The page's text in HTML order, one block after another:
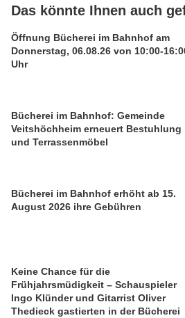
Das könnte Ihnen auch
Öffnung Bücherei im Bahnhof am
Donnerstag, 06.08.26 von 10:00-
Uhr
Bücherei im Bahnhof: Gemeinde
Veitshöchheim erneuert Bestuhlung
und Terrassenmöbel
Bücherei im Bahnhof erhöht ab 15.
August 2026 ihre Gebühren
Keine Chance für die
Frühjahrsmüdigkeit – Schauspieler
Ingo Klünder und Gitarrist Oliver
Thedieck gastierten in der Bücherei